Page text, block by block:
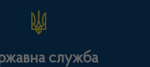
служба